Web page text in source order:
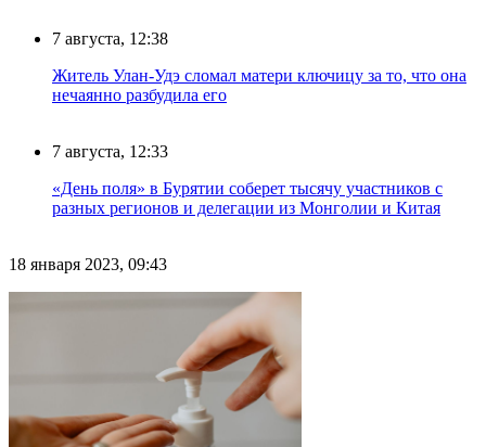
7 августа, 12:38
Житель Улан-Удэ сломал матери ключицу за то, что она
нечаянно разбудила его
7 августа, 12:33
«День поля» в Бурятии соберет тысячу участников с
разных регионов и делегации из Монголии и Китая
18 января 2023, 09:43